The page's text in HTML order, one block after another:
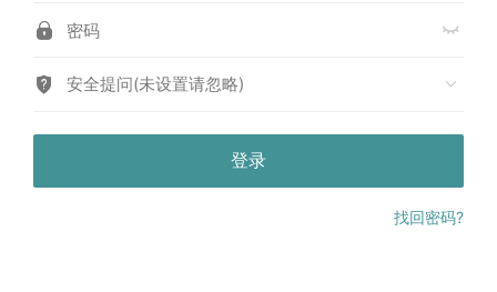
安全提问(未设置请忽略)
登录
找回密码?